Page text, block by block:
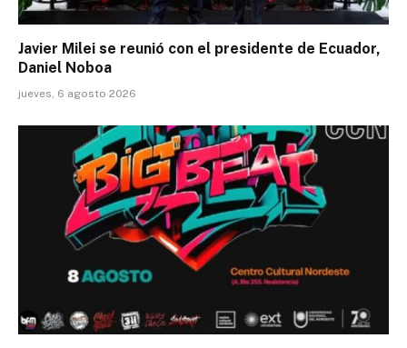
Javier Milei se reunió con el presidente de Ecuador,
Daniel Noboa
jueves, 6 agosto 2026